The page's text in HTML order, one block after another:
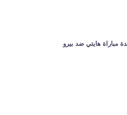
مباراة هايتي ضد بيرو